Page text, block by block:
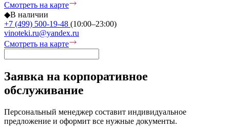
Смотреть на карте
◆В наличии
+7 (499) 500-19-48 (10:00–23:00)
vinoteki.ru@yandex.ru
Смотреть на карте
Заявка на корпоративное
обслуживание
Персональный менеджер составит индивидуальное
предложение и оформит все нужные документы.